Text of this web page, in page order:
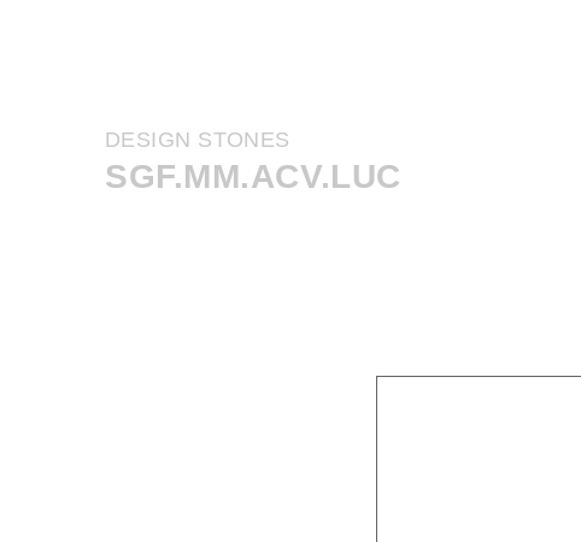
DESIGN STONES
SGF.MM.ACV.LUC